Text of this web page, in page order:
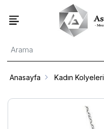
Anasayfa Kadın Kolyeleri